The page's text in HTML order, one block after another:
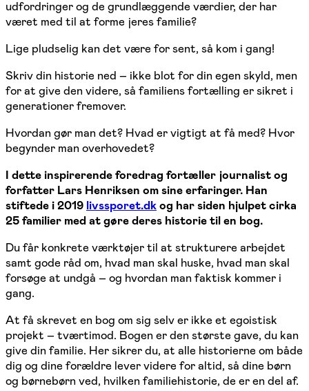
udfordringer og de grundlæggende værdier, der har
været med til at forme jeres familie?
Lige pludselig kan det være for sent, så kom i gang!
Skriv din historie ned – ikke blot for din egen skyld, men
for at give den videre, så familiens fortælling er sikret i
generationer fremover.
Hvordan gør man det? Hvad er vigtigt at få med? Hvor
begynder man overhovedet?
I dette inspirerende foredrag fortæller journalist og
forfatter Lars Henriksen om sine erfaringer. Han
stiftede i 2019 livssporet.dkog har siden hjulpet cirka
25 familier med at gøre deres historie til en bog.
Du får konkrete værktøjer til at strukturere arbejdet
samt gode råd om, hvad man skal huske, hvad man skal
forsøge at undgå – og hvordan man faktisk kommer i
gang.
At få skrevet en bog om sig selv er ikke et egoistisk
projekt – tværtimod. Bogen er den største gave, du kan
give din familie. Her sikrer du, at alle historierne om både
dig og dine forældre lever videre for altid, så dine børn
og børnebørn ved, hvilken familiehistorie, de er en del af.